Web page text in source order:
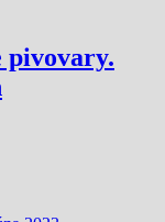
pivovary.